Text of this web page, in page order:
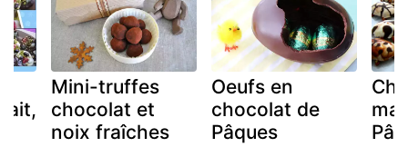
Mini-truffes
chocolat et
noix fraîches
Oeufs en
chocolat de
Pâques